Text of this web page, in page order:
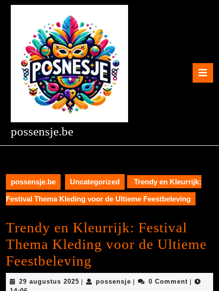
Skip
possensje.be
possensje.be Uncategorized Trendy en Kleurrijk:
Festival Thema Kleding voor de Ultieme Feestbeleving
Trendy en Kleurrijk: Festival
Thema Kleding voor de Ultieme
Feestbeleving
29 augustus 2025 29
possensje possensje0 Comment